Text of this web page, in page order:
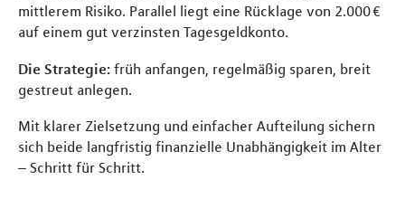
mittlerem Risiko. Parallel liegt eine Rücklage von 2.000 €
auf einem gut verzinsten Tagesgeldkonto.
Die Strategie: früh anfangen, regelmäßig sparen, breit
gestreut anlegen.
Mit klarer Zielsetzung und einfacher Aufteilung sichern
sich beide langfristig finanzielle Unabhängigkeit im Alter
– Schritt für Schritt.